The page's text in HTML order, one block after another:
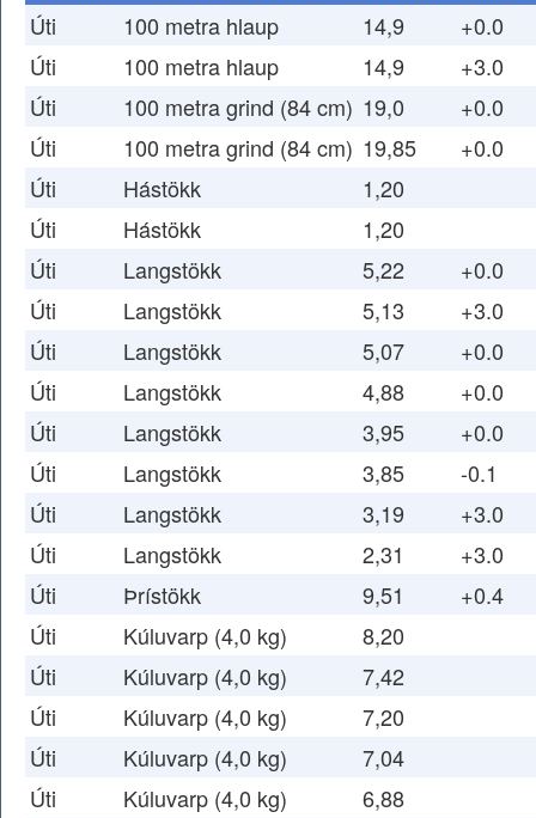
Úti 100 metra hlaup 14,9
+0.0
Úti
100 metra hlaup 14,9
+3.0
Úti
100 metra grind (84 cm) 19,0
+0.0
Úti
100 metra grind (84 cm) 19,85
+0.0
Úti
Hástökk
1,20
Úti
Hástökk
1,20
Úti
Langstökk 5,22
+0.0
Úti
Langstökk 5,13
+3.0
Úti
Langstökk 5,07
+0.0
Úti
Langstökk 4,88
+0.0
Úti
Langstökk 3,95
+0.0
Úti
Langstökk 3,85
-0.1
Úti
Langstökk 3,19
+3.0
Úti
Langstökk 2,31
+3.0
Úti
Þrístökk 9,51
+0.4
Úti
Kúluvarp (4,0 kg)
8,20
Úti
Kúluvarp (4,0 kg)
7,42
Úti
Kúluvarp (4,0 kg)
7,20
Úti
Kúluvarp (4,0 kg)
7,04
Úti
Kúluvarp (4,0 kg)
6,88